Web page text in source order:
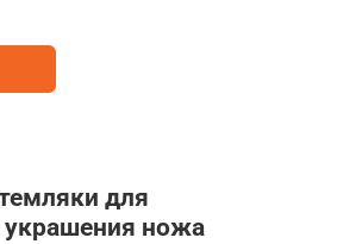
для
украшения ножа